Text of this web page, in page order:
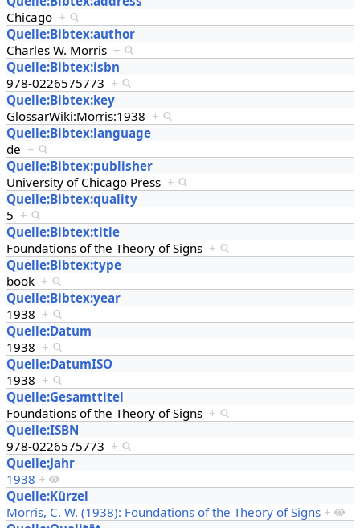
Chicago +
Quelle:Bibtex:author
Charles W. Morris +
Quelle:Bibtex:isbn
978-0226575773 +
Quelle:Bibtex:key
GlossarWiki:Morris:1938 +
Quelle:Bibtex:language
de +
Quelle:Bibtex:publisher
University of Chicago Press +
Quelle:Bibtex:quality
5 +
Quelle:Bibtex:title
Foundations of the Theory of Signs +
Quelle:Bibtex:type
book +
Quelle:Bibtex:year
1938 +
Quelle:Datum
1938 +
Quelle:DatumISO
1938 +
Quelle:Gesamttitel
Foundations of the Theory of Signs +
Quelle:ISBN
978-0226575773 +
Quelle:Jahr
1938 +
Quelle:Kürzel
Morris, C. W. (1938): Foundations of the Theory of Signs +